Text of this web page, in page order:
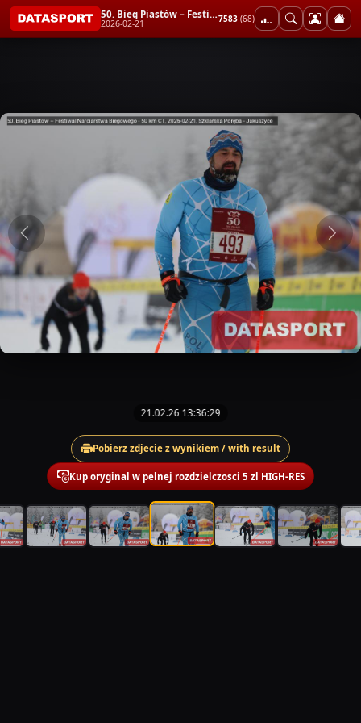
50. Bieg Piastów – Festiwal Narciarstwa Biegowego - 50 km CT
2026-02-21 7583 (68)
21.02.26 13:36:29
Pobierz zdjecie z wynikiem / with result
Kup oryginal w pelnej rozdzielczosci 5 zl HIGH-RES